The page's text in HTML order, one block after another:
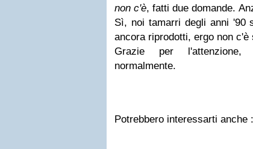
non c'è, fatti due domande.
Sì, noi tamarri degli anni '90
ancora riprodotti, ergo non c'è
Grazie per l'attenzione,
normalmente.
Potrebbero interessarti anche :